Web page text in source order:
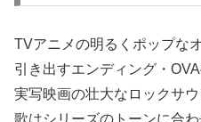
TVアニメの明るくポップな
引き出すエンディング・
実写映画の壮大なロックサ
歌はシリーズのトーンに合